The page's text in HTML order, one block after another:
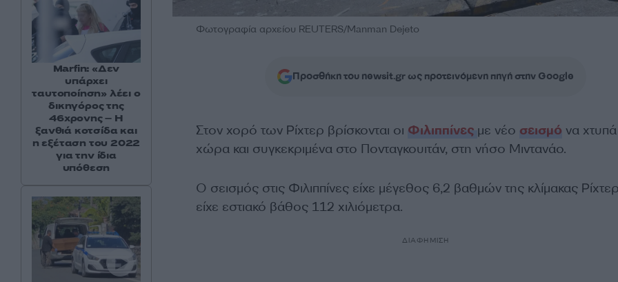
Φωτογραφία αρχείου REUTERS/Manman Dejeto
Προσθήκη του newsit.gr ως προτεινόμενη πηγή στην Google
Στον χορό των Ρίχτερ βρίσκονται οι Φιλιππίνες με νέο σεισμό να
χώρα και συγκεκριμένα στο Πονταγκουιτάν, στη νήσο Μιντανάο.
Ο σεισμός στις Φιλιππίνες είχε μέγεθος 6,2 βαθμών της κλίμακας
είχε εστιακό βάθος 112 χιλιόμετρα.
ΔΙΑΦΗΜΙΣΗ
Marfin: «Δεν
υπάρχει
ταυτοποίηση» λέει ο
δικηγόρος της
46χρονης – Η
ξανθιά κοτσίδα και
η εξέταση του 2022
για την ίδια
υπόθεση